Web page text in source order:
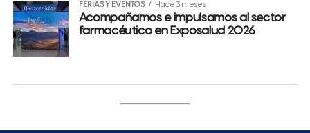
FERIAS Y EVENTOS Hace 3 meses
Acompañamos e impulsamos al sector
farmacéutico en Exposalud 2026